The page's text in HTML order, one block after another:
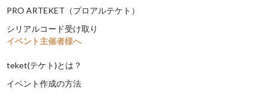
PRO ARTEKET（プロアルテケト）
シリアルコード受け取り
イベント主催者様へ
teket(テケト)とは？
イベント作成の方法